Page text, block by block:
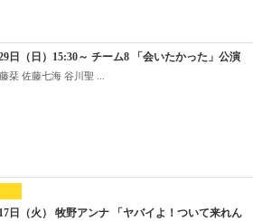
日（日）15:30～ チーム8 「会いたかった」公演
栞 佐藤七海 谷川聖 ...
日（火） 牧野アンナ 「ヤバイよ！ついて来れん